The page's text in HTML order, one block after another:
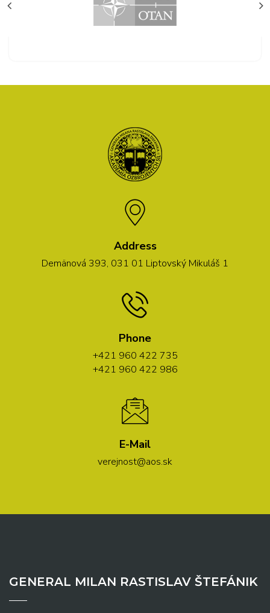
Address
Demänová 393, 031 01 Liptovský Mikuláš 1
Phone
+421 960 422 735
+421 960 422 986
E-Mail
verejnost@aos.sk
GENERAL MILAN RASTISLAV ŠTEFÁNIK